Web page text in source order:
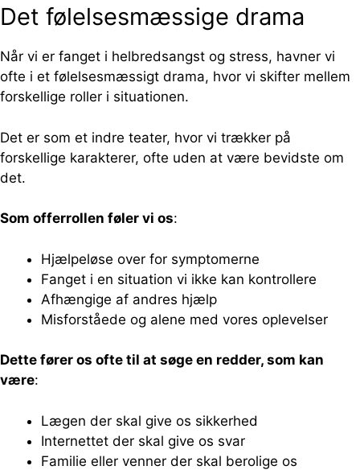
Det følelsesmæssige drama
Når vi er fanget i helbredsangst og stress, havner vi
ofte i et følelsesmæssigt drama, hvor vi skifter mellem
forskellige roller i situationen.
Det er som et indre teater, hvor vi trækker på
forskellige karakterer, ofte uden at være bevidste om
det.
Som offerrollen føler vi os:
Hjælpeløse over for symptomerne
Fanget i en situation vi ikke kan kontrollere
Afhængige af andres hjælp
Misforståede og alene med vores oplevelser
Dette fører os ofte til at søge en redder, som kan
være:
Lægen der skal give os sikkerhed
Internettet der skal give os svar
Familie eller venner der skal berolige os